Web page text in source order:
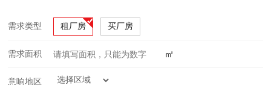
需求类型 租厂房 买厂房
需求面积 ㎡
意响地区